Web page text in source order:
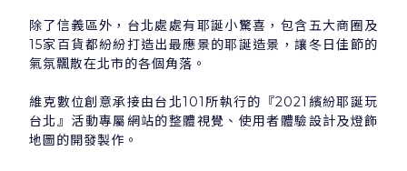
除了信義區外，台北處處有耶誕小驚喜，包含五大商圈及
15家百貨都紛紛打造出最應景的耶誕造景，讓冬日佳節的
氣氛飄散在北市的各個角落。
維克數位創意承接由台北101所執行的『2021繽紛耶誕玩
台北』活動專屬網站的整體視覺、使用者體驗設計及燈飾
地圖的開發製作。